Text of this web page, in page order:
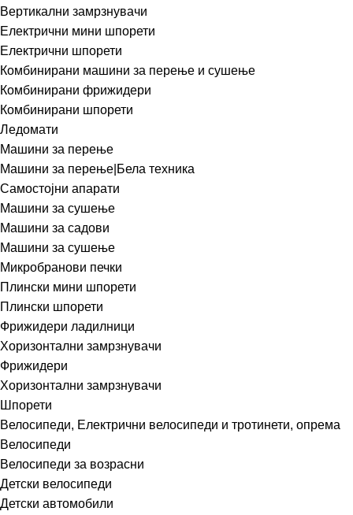
Вертикални замрзнувачи
Електрични мини шпорети
Електрични шпорети
Комбинирани машини за перење и сушење
Комбинирани фрижидери
Комбинирани шпорети
Ледомати
Машини за перење
Машини за перење|Бела техника
Самостојни апарати
Машини за сушење
Машини за садови
Машини за сушење
Микробранови печки
Плински мини шпорети
Плински шпорети
Фрижидери ладилници
Хоризонтални замрзнувачи
Фрижидери
Хоризонтални замрзнувачи
Шпорети
Велосипеди, Електрични велосипеди и тротинети, опрема
Велосипеди
Велосипеди за возрасни
Детски велосипеди
Детски автомобили